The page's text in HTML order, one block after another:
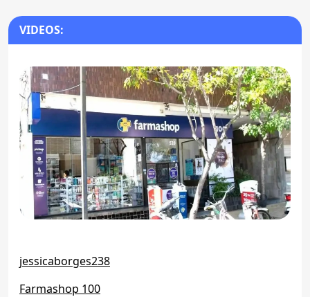
VIDEOS:
jessicaborges238
Farmashop 100